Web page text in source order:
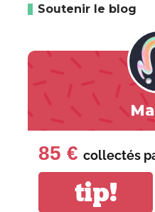
Soutenir le blog
85 € collectés
tip!